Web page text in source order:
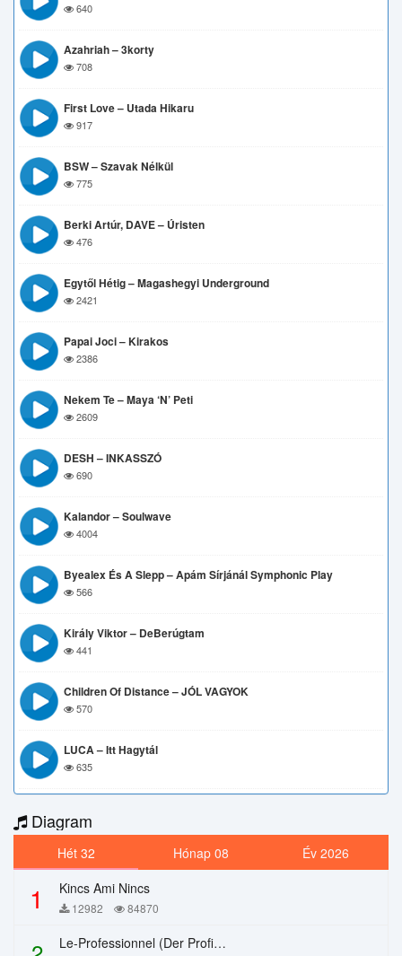
640
Azahriah – 3korty
708
First Love – Utada Hikaru
917
BSW – Szavak Nélkül
775
Berki Artúr, DAVE – Úristen
476
Egytől Hétig – Magashegyi Underground
2421
Papai Joci – Kirakos
2386
Nekem Te – Maya ‘n’ Peti
2609
DESH – INKASSZÓ
690
Kalandor – Soulwave
4004
Byealex És A Slepp – Apám Sírjánál Symphonic Play
566
Király Viktor – DeBerúgtam
441
Children Of Distance – JÓL VAGYOK
570
LUCA – Itt Hagytál
635
Diagram
Hét 32 Hónap 08 Év 2026
1 Kincs Ami Nincs
12982 84870
Le-Professionnel (Der Profi) – Chi Mai